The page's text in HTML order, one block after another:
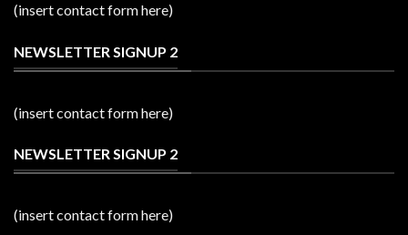
(insert contact form here)
NEWSLETTER SIGNUP 2
(insert contact form here)
NEWSLETTER SIGNUP 2
(insert contact form here)